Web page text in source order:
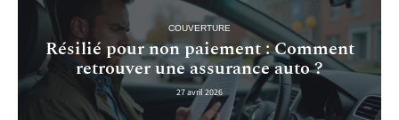
COUVERTURE
Résilié pour non paiement : Comment
retrouver une assurance auto ?
27 avril 2026